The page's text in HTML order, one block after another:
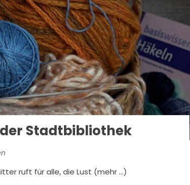
Stadtbibliothek
ruft für alle, die Lust (mehr …)